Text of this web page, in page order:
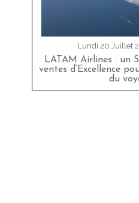
Lundi 20 Juillet
LATAM Airlines : un
ventes d’Excellence
du